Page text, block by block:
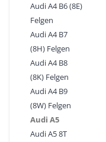
Audi A4 B6 (8E)
Felgen
Audi A4 B7
(8H) Felgen
Audi A4 B8
(8K) Felgen
Audi A4 B9
(8W) Felgen
Audi A5
Audi A5 8T